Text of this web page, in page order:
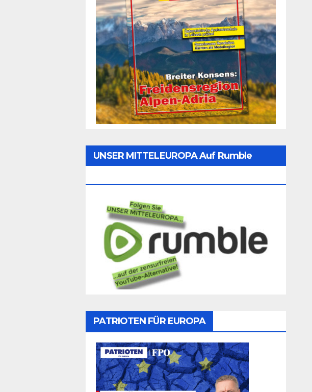
UNSER MITTELEUROPA Auf Rumble
PATRIOTEN FÜR EUROPA